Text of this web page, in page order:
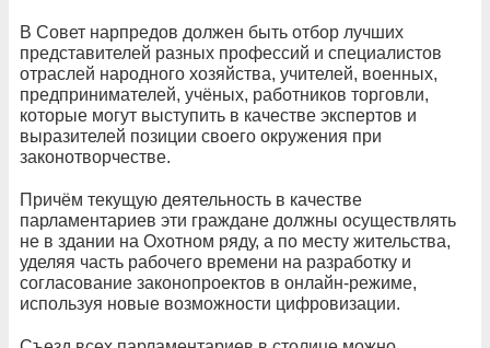
В Совет нарпредов должен быть отбор лучших
представителей разных профессий и специалистов
отраслей народного хозяйства, учителей, военных,
предпринимателей, учёных, работников торговли,
которые могут выступить в качестве экспертов и
выразителей позиции своего окружения при
законотворчестве.
Причём текущую деятельность в качестве
парламентариев эти граждане должны осуществлять
не в здании на Охотном ряду, а по месту жительства,
уделяя часть рабочего времени на разработку и
согласование законопроектов в онлайн-режиме,
используя новые возможности цифровизации.